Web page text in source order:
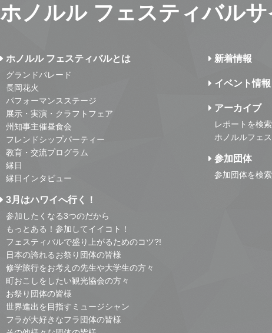
ホノルル フェスティバル
ホノルル フェスティバルとは
グランドパレード
長岡花火
パフォーマンスステージ
展示・実演・クラフトフェア
州知事主催昼食会
フレンドシップパーティー
教育・交流プログラム
縁日
縁日インタビュー
3月はハワイへ行く！
参加したくなる3つのだから
もっとある！参加してイイコト！
フェスティバルで盛り上がるためのコツ?!
日本の誇れるお祭り団体の皆様
修学旅行をお考えの先生や大学生の方々
町おこしをしたい観光協会の方々
お祭り団体の皆様
世界進出を目指すミュージシャン
フラが大好きなフラ団体の皆様
新着情報
イベント情報
アーカイブ
レポートを検索
ホノルルフェ
参加団体
参加団体を検索